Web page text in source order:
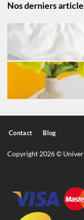
Nos derniers
Contact Blog
Copyright 2026 ©